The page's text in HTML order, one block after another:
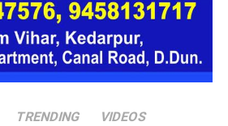
भी होंगी, ताकि वहां रहने वाली
के जीवन में ज्यादा स्वतंत्रता और जिम्मेदारी
परिसर में कुल 16 घर विकसित किए
के रहने की व्यवस्था होगी।
TRENDING VIDEOS